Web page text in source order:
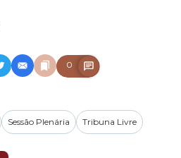
0
Sessão Plenária Tribuna Livre